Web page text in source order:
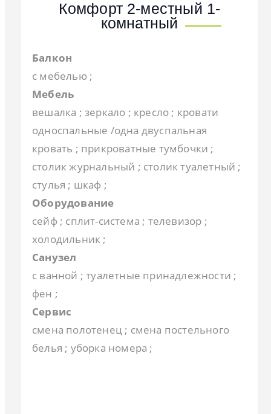
Комфорт 2-местный 1-
комнатный
Балкон
с мебелью ;
Мебель
вешалка ; зеркало ; кресло ; кровати
односпальные /одна двуспальная
кровать ; прикроватные тумбочки ;
столик журнальный ; столик туалетный ;
стулья ; шкаф ;
Оборудование
сейф ; сплит-система ; телевизор ;
холодильник ;
Санузел
с ванной ; туалетные принадлежности ;
фен ;
Сервис
смена полотенец ; смена постельного
белья ; уборка номера ;